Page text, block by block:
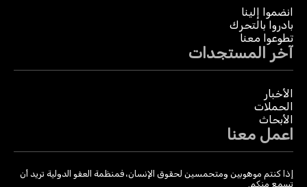
انضموا إلينا
بادروا بالتحرك
تطوعوا معنا
آخر المستجدات
الأخبار
الحملات
الأبحاث
اعمل معنا
إذا كنتم موهوبين ومتحمسين لحقوق الإنسان، فمنظمة العفو الدولية تريد أن
تسمع منكم.